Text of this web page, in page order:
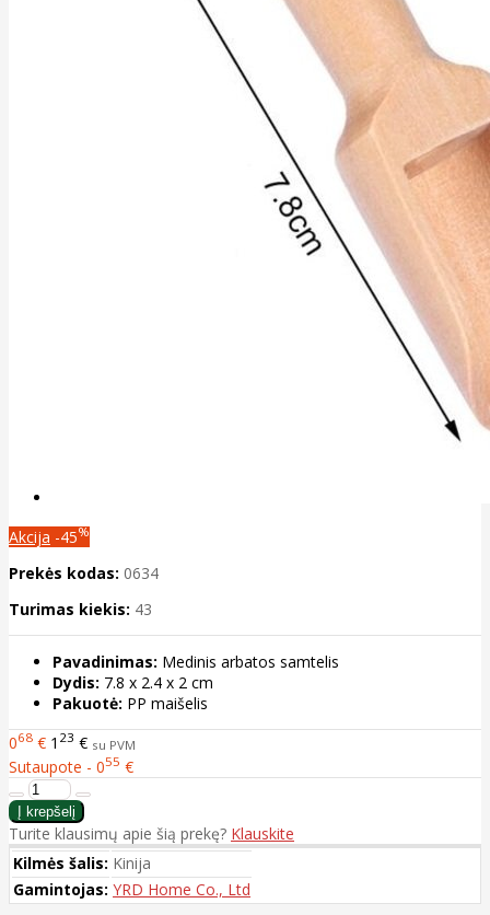
Akcija -45%
Prekės kodas: 0634
Turimas kiekis: 43
Pavadinimas: Medinis arbatos samtelis
Dydis: 7.8 x 2.4 x 2 cm
Pakuotė: PP maišelis
068 € 1 23 € su PVM
Sutaupote - 055 €
Turite klausimų apie šią prekę? Klauskite
Kilmės šalis: Kinija
Gamintojas: YRD Home Co., Ltd